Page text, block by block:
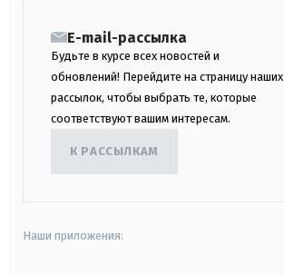
E-mail-рассылка
Будьте в курсе всех новостей и
обновлений! Перейдите на страницу наших
рассылок, чтобы выбрать те, которые
соответствуют вашим интересам.
К РАССЫЛКАМ
Наши приложения: